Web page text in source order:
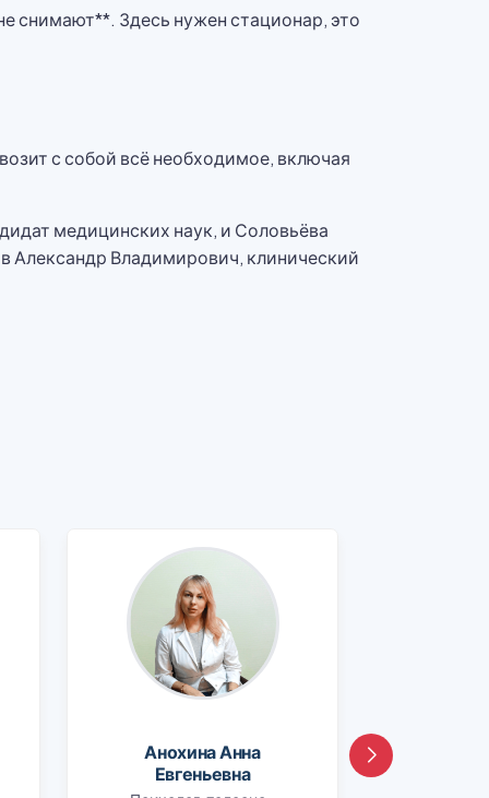
снимают**. Здесь нужен стационар, это
с собой всё необходимое, включая
медицинских наук, и Соловьёва
Александр Владимирович, клинический
Анохина Анна
Евгеньевна